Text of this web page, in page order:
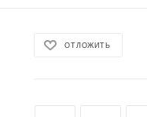
ОТЛОЖИТЬ